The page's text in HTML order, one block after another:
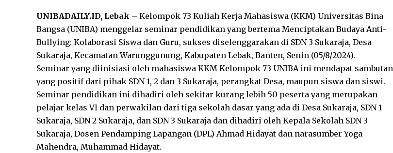
UNIBADAILY.ID, Lebak – Kelompok 73 Kuliah Kerja Mahasiswa (KKM) Universitas Bina
Bangsa (UNIBA) menggelar seminar pendidikan yang bertema Menciptakan Budaya Anti-
Bullying: Kolaborasi Siswa dan Guru, sukses diselenggarakan di SDN 3 Sukaraja, Desa
Sukaraja, Kecamatan Warunggunung, Kabupaten Lebak, Banten, Senin (05/8/2024).
Seminar yang diinisiasi oleh mahasiswa KKM Kelompok 73 UNIBA ini mendapat sambutan
yang positif dari pihak SDN 1, 2 dan 3 Sukaraja, perangkat Desa, maupun siswa dan siswi.
Seminar pendidikan ini dihadiri oleh sekitarkurang lebih 50 peserta yang merupakan
pelajar kelas VI dan perwakilan dari tiga sekolah dasar yang ada di Desa Sukaraja, SDN 1
Sukaraja, SDN 2 Sukaraja, dan SDN 3 Sukaraja dan dihadiri oleh Kepala Sekolah SDN 3
Sukaraja, Dosen Pendamping Lapangan (DPL) Ahmad Hidayat dan narasumber Yoga
Mahendra, Muhammad Hidayat.